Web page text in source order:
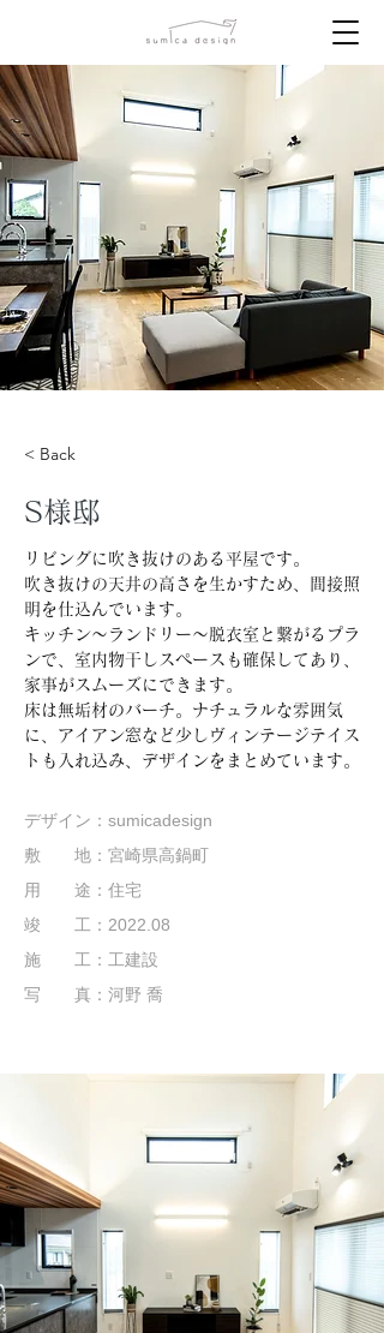
< Back
S様邸
リビングに吹き抜けのある平屋です。
吹き抜けの天井の高さを生かすため、間接照
明を仕込んでいます。
キッチン～ランドリー～脱衣室と繋がるプラ
ンで、室内物干しスペースも確保してあり、
家事がスムーズにできます。
床は無垢材のバーチ。ナチュラルな雰囲気
に、アイアン窓など少しヴィンテージテイス
トも入れ込み、デザインをまとめています。
デザイン：sumicadesign
敷 地：宮崎県高鍋町
用 途：住宅
竣 工：2022.08
施 工：工建設
写 真：河野 喬